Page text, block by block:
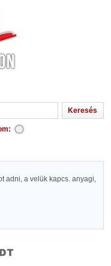
adni, a velük kapcs. anyagi,